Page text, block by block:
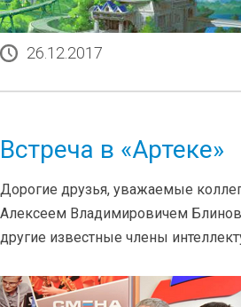
26.12.2017
Встреча в «Артеке»
Дорогие друзья, уважаемые
Алексеем Владимировичем
другие известные члены